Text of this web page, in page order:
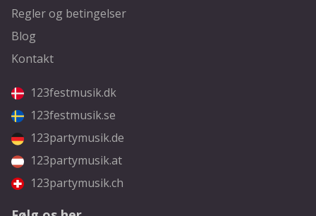
Regler og betingelser
Blog
Kontakt
123festmusik.dk
123festmusik.se
123partymusik.de
123partymusik.at
123partymusik.ch